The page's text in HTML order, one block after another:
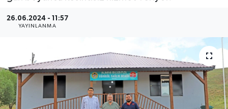
26.06.2024 - 11:57
YAYINLANMA